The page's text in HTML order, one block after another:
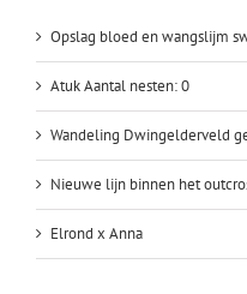
Opslag bloed en wangslijm
Atuk Aantal nesten: 0
Wandeling Dwingelderveld
Nieuwe lijn binnen het
Elrond x Anna